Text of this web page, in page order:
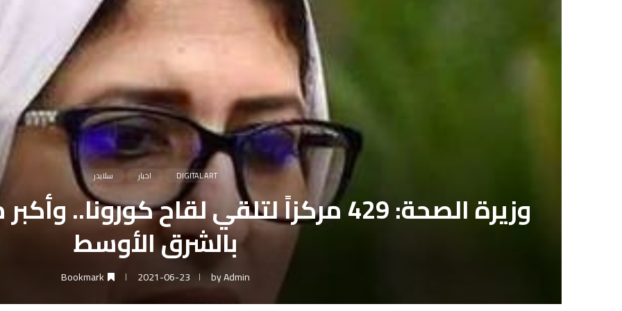
DIGITAL ART اخبار سلايدر
وزيرة الصحة: 429 مركزاً لتلقي لقاح
بالشرق الأوسط
byAdmin
2021-06-23
Bookmark